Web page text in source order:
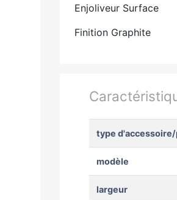
Enjoliveur Surface
Finition Graphite
type
modèle
largeur